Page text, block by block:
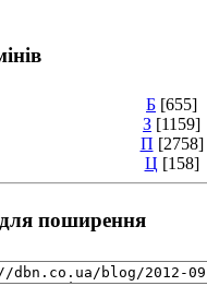
Б [655]
З [1159]
П [2758]
Ц [158]
поширення